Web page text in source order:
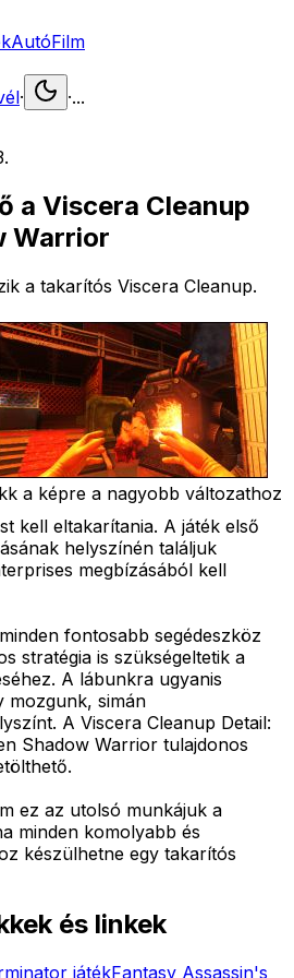
AutóFilm
· ·...
a Viscera Cleanup
Warrior
a takarítós Viscera Cleanup.
a képre a nagyobb változathoz
kell eltakarítania. A játék első
helyszínén találjuk
megbízásából kell
fontosabb segédeszköz
stratégia is szükségeltetik a
A lábunkra ugyanis
mozgunk, simán
A Viscera Cleanup Detail:
Shadow Warrior tulajdonos
ez az utolsó munkájuk a
minden komolyabb és
készülhetne egy takarítós
és linkek
játékFantasy Assassin's